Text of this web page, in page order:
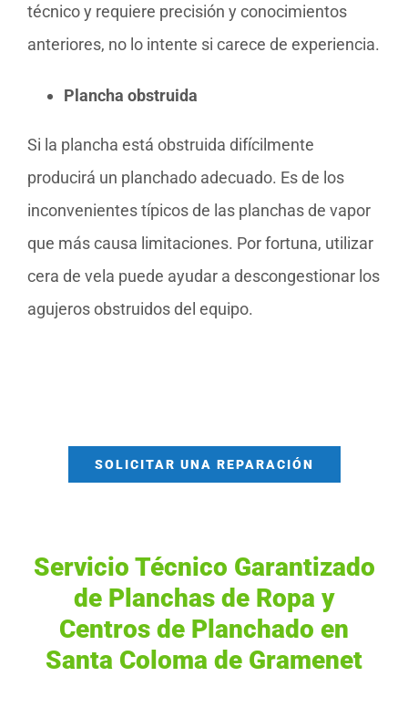
técnico y requiere precisión y conocimientos
anteriores, no lo intente si carece de experiencia.
Plancha obstruida
Si la plancha está obstruida difícilmente
producirá un planchado adecuado. Es de los
inconvenientes típicos de las planchas de vapor
que más causa limitaciones. Por fortuna, utilizar
cera de vela puede ayudar a descongestionar los
agujeros obstruidos del equipo.
SOLICITAR UNA REPARACIÓN
Servicio Técnico Garantizado
de Planchas de Ropa y
Centros de Planchado en
Santa Coloma de Gramenet